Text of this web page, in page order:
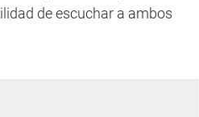
de escuchar a ambos